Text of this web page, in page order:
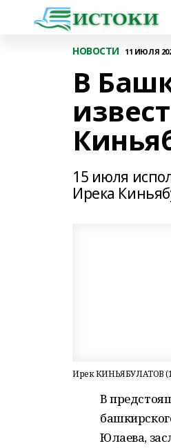
НОВОСТИ 11 ИЮЛЯ
В
15 июля
Ирека
Ирек КИНЬЯБУЛАТОВ
В
Юлаева,